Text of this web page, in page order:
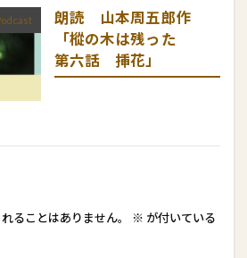
朗読 山本周五郎作
「樅の木は残った
第六話 挿花」
ることはありません。 ※ が付いている